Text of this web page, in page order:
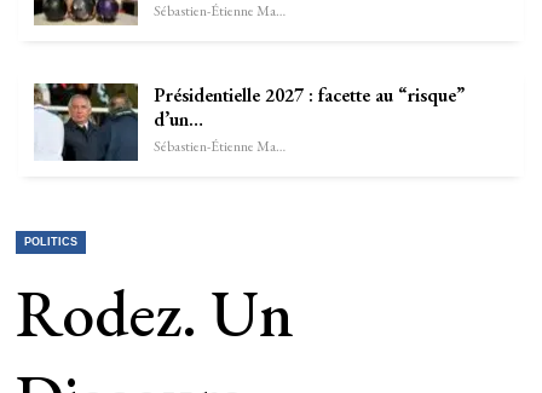
Sébastien-Étienne Marechal
Présidentielle 2027 : facette au “risque”
d’un…
Sébastien-Étienne Marechal
POLITICS
Rodez. Un